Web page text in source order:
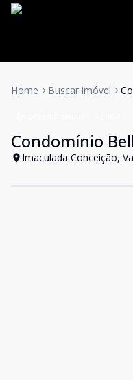
Home Buscar imóvel
Condomínio
Imaculada Conceição,